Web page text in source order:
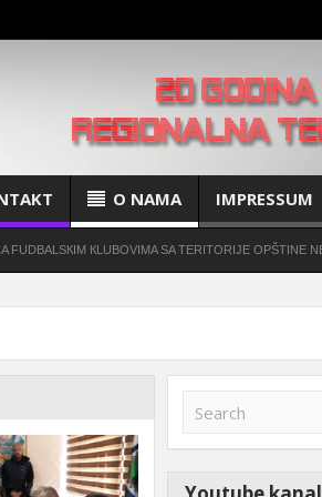
O NAMA IMPRESSUM
КLUBOVIMA SA TERITORIJE OPŠTINE NEGOTIN